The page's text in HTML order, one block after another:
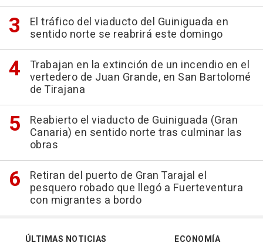
El tráfico del viaducto del Guiniguada en
sentido norte se reabrirá este domingo
Trabajan en la extinción de un incendio en el
vertedero de Juan Grande, en San Bartolomé
de Tirajana
Reabierto el viaducto de Guiniguada (Gran
Canaria) en sentido norte tras culminar las
obras
Retiran del puerto de Gran Tarajal el
pesquero robado que llegó a Fuerteventura
con migrantes a bordo
ÚLTIMAS NOTICIAS
ECONOMÍA